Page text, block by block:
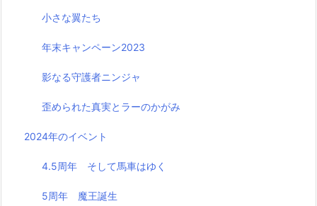
小さな翼たち
年末キャンペーン2023
影なる守護者ニンジャ
歪められた真実とラーのかがみ
2024年のイベント
4.5周年 そして馬車はゆく
5周年 魔王誕生